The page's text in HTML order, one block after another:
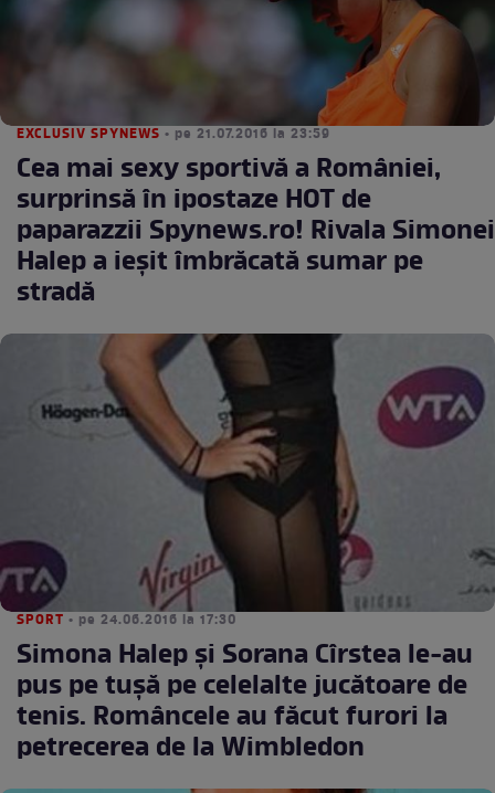
EXCLUSIV SPYNEWS • pe 21.07.2016 la 23:59
Cea mai sexy sportivă a României,
surprinsă în ipostaze HOT de
paparazzii Spynews.ro! Rivala Simonei
Halep a ieșit îmbrăcată sumar pe
stradă
SPORT • pe 24.06.2016 la 17:30
Simona Halep şi Sorana Cîrstea le-au
pus pe tuşă pe celelalte jucătoare de
tenis. Româncele au făcut furori la
petrecerea de la Wimbledon